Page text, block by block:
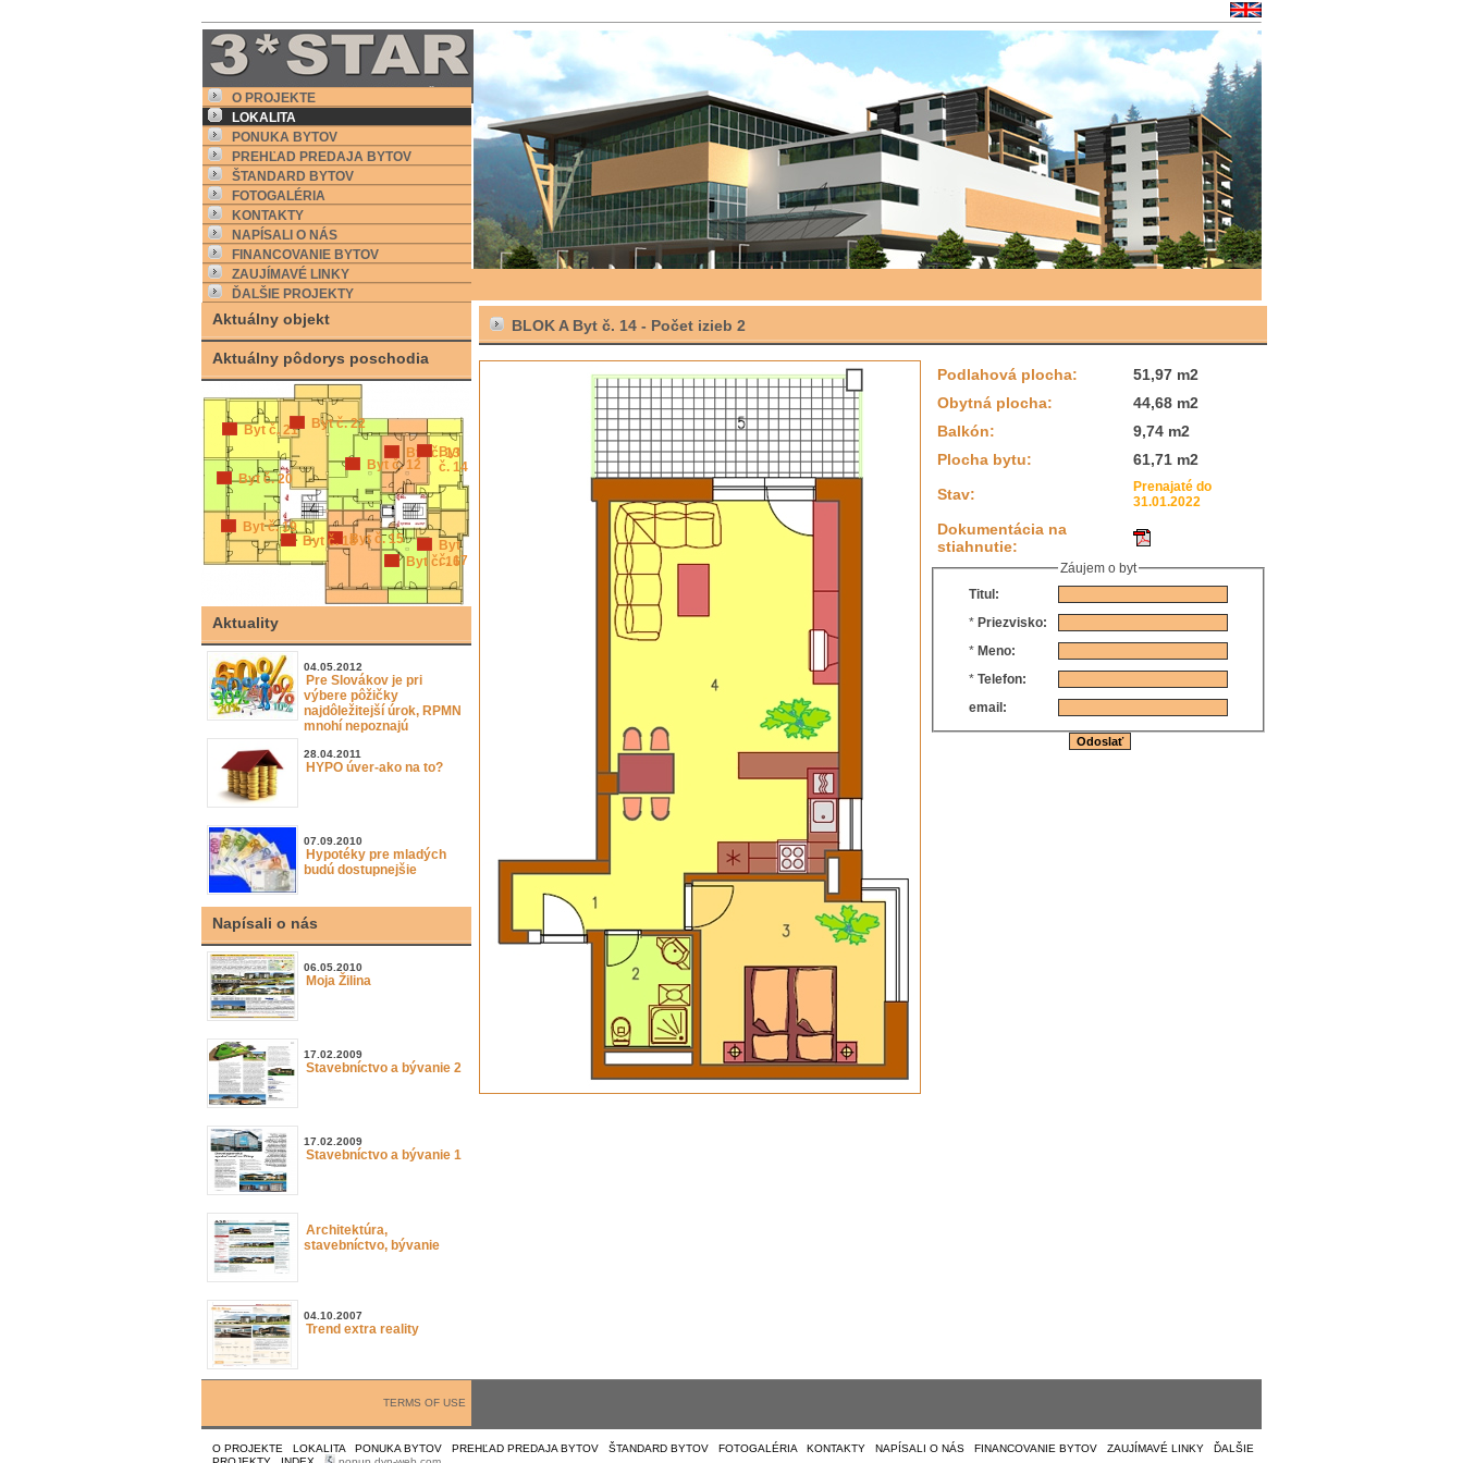
O PROJEKTE
LOKALITA
PONUKA BYTOV
PREHĽAD PREDAJA BYTOV
ŠTANDARD BYTOV
FOTOGALÉRIA
KONTAKTY
NAPÍSALI O NÁS
FINANCOVANIE BYTOV
ZAUJÍMAVÉ LINKY
ĎALŠIE PROJEKTY
Aktuálny objekt
Aktuálny pôdorys poschodia
Byt č. 12
Byt č. 13
Byt
č. 14
Byt č. 15
Byt č. 16
Byt
č. 17
Byt č. 18
Byt č. 19
Byt č. 20
Byt č. 21 Byt č. 22
Aktuality
04.05.2012
Pre Slovákov je pri
výbere pôžičky
najdôležitejší úrok, RPMN
mnohí nepoznajú
28.04.2011
HYPO úver-ako na to?
07.09.2010
Hypotéky pre mladých
budú dostupnejšie
Napísali o nás
06.05.2010
Moja Žilina
17.02.2009
Stavebníctvo a bývanie 2
17.02.2009
Stavebníctvo a bývanie 1
Architektúra,
stavebníctvo, bývanie
04.10.2007
Trend extra reality
BLOK A Byt č. 14 - Počet izieb 2
Podlahová plocha:
51,97 m2
Obytná plocha:
44,68 m2
Balkón:
9,74 m2
Plocha bytu:
61,71 m2
Stav:
Prenajaté do
31.01.2022
Dokumentácia na
stiahnutie:
Záujem o byt
Titul:
* Priezvisko:
* Meno:
* Telefon:
email:
TERMS OF USE
O PROJEKTE LOKALITA PONUKA BYTOV PREHĽAD PREDAJA BYTOV ŠTANDARD BYTOV FOTOGALÉRIA KONTAKTY NAPÍSALI O NÁS FINANCOVANIE BYTOV ZAUJÍMAVÉ LINKY
ĎALŠIE